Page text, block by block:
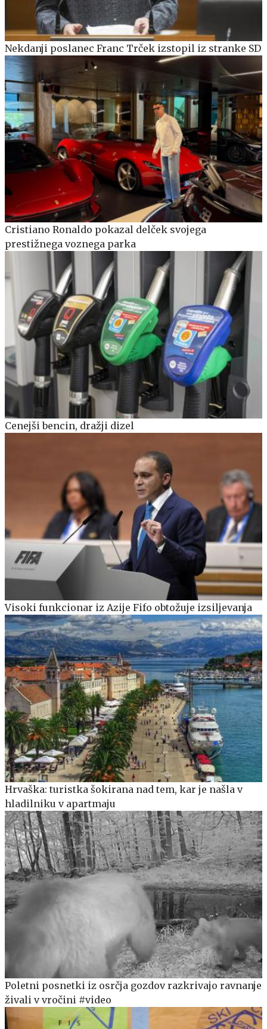
Nekdanji poslanec Franc Trček izstopil iz stranke SD
Cristiano Ronaldo pokazal delček svojega
prestižnega voznega parka
Cenejši bencin, dražji dizel
Visoki funkcionar iz Azije Fifo obtožuje izsiljevanja
Hrvaška: turistka šokirana nad tem, kar je našla v
hladilniku v apartmaju
Poletni posnetki iz osrčja gozdov razkrivajo ravnanje
živali v vročini #video